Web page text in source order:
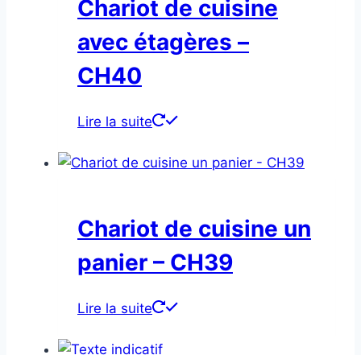
Chariot de cuisine
avec étagères –
CH40
Lire la suite
Chariot de cuisine un
panier – CH39
Lire la suite